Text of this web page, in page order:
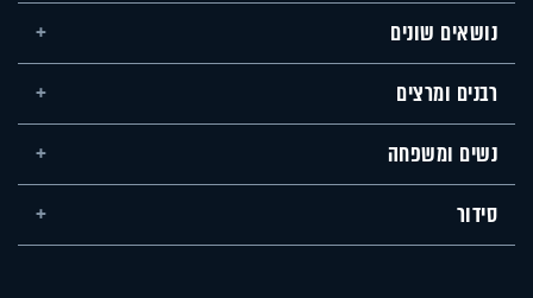
נושאים שונים
רבנים ומרצים
נשים ומשפחה
סידור